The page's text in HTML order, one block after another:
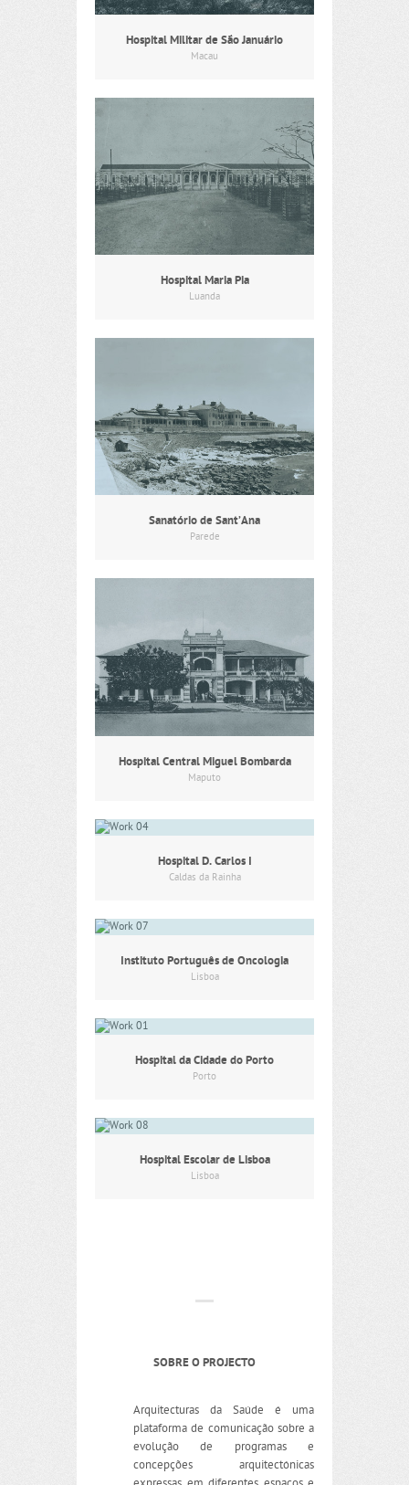
Hospital Militar de São Januário
Macau
Hospital Maria Pia
Luanda
Sanatório de Sant’Ana
Parede
Hospital Central Miguel Bombarda
Maputo
Hospital D. Carlos I
Caldas da Rainha
Instituto Português de Oncologia
Lisboa
Hospital da Cidade do Porto
Porto
Hospital Escolar de Lisboa
Lisboa
SOBRE O PROJECTO
Arquitecturas da Saúde é uma
plataforma de comunicação sobre a
evolução de programas e
concepções arquitectónicas